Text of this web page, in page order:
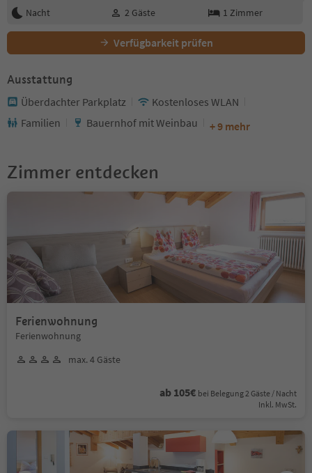
Nacht
2 Gäste 1 Zimmer
Verfügbarkeit prüfen
Ausstattung
Überdachter Parkplatz
Kostenloses WLAN
Familien
Bauernhof mit Weinbau + 9 mehr
Zimmer entdecken
Ferienwohnung
Ferienwohnung
max. 4 Gäste
ab 105€ bei Belegung 2 Gäste / Nacht
Inkl. MwSt.